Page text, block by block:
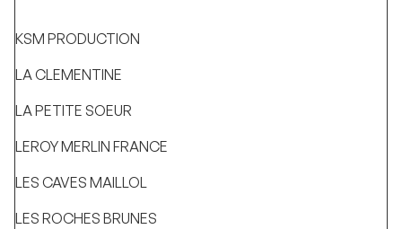
KSM PRODUCTION
LA CLEMENTINE
LA PETITE SOEUR
LEROY MERLIN FRANCE
LES CAVES MAILLOL
LES ROCHES BRUNES